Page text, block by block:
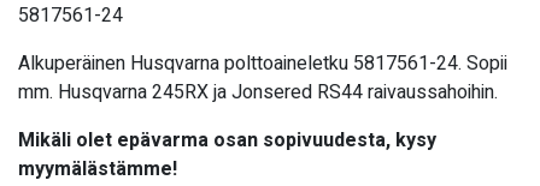
5817561-24
Alkuperäinen Husqvarna polttoaineletku 5817561-24. Sopii
mm. Husqvarna245RX ja Jonsered RS44 raivaussahoihin.
Mikäli olet epävarma osan sopivuudesta, kysy
myymälästämme!